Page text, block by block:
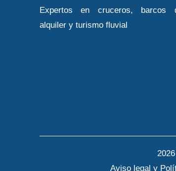
Expertos en cruceros, barcos
alquiler y turismo fluvial
Aviso legal y